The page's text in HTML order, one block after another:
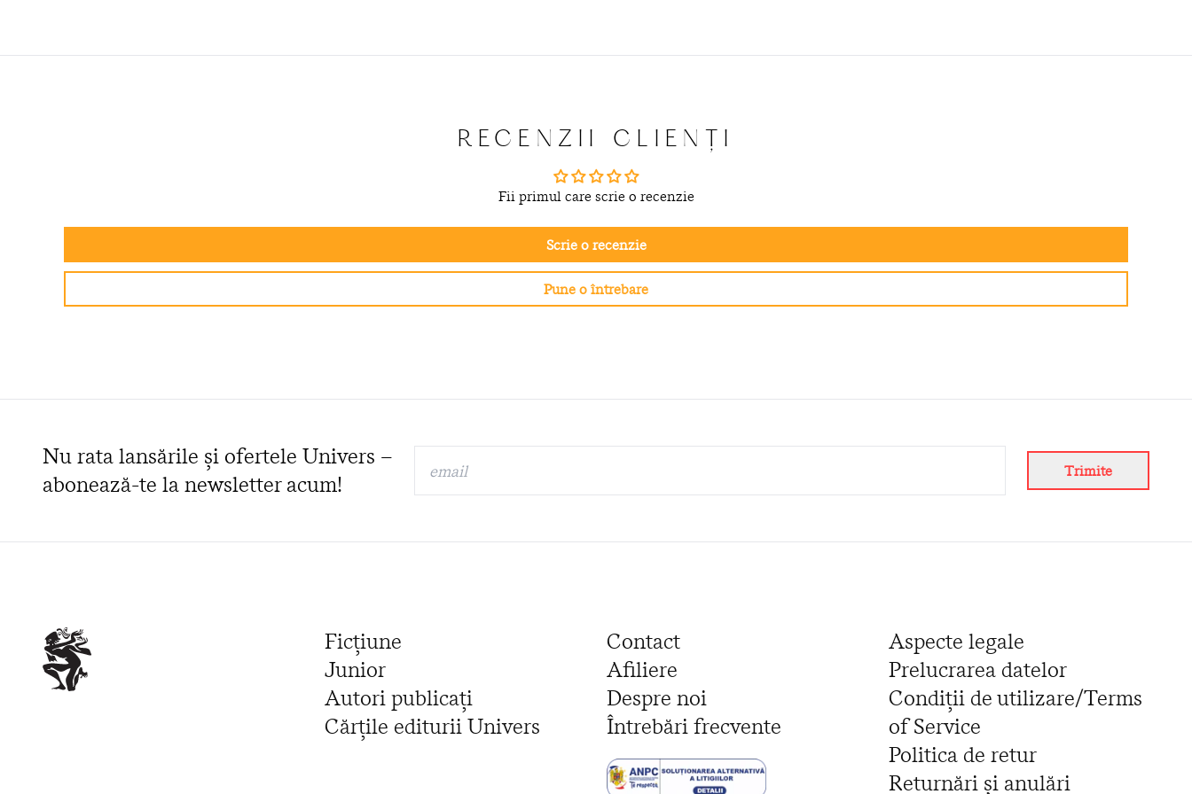
RECENZII CLIENȚI
Fii primul care scrie o recenzie
Scrie o recenzie
Pune o întrebare
Nu rata lansările și ofertele Univers –
abonează-te la newsletter acum!
Trimite
Ficțiune
Junior
Autori publicați
Cărțile editurii Univers
Contact
Afiliere
Despre noi
Întrebări frecvente
Aspecte legale
Prelucrarea datelor
Condiții de utilizare/Terms
of Service
Politica de retur
Returnări și anulări